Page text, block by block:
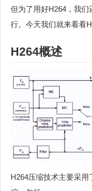
但为了用好H264，我
行。今天我们就来看看
H264概述
H264压缩技术主要采